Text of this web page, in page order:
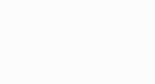
la rue et tu peux également utiliser